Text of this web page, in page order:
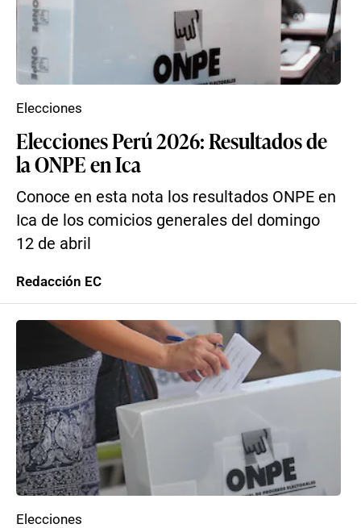
Elecciones Perú 2026: Resultados de
la ONPE en Ica
Conoce en esta nota los resultados ONPE en
Ica de los comicios generales del domingo
12 de abril
Elecciones
Redacción EC
Elecciones